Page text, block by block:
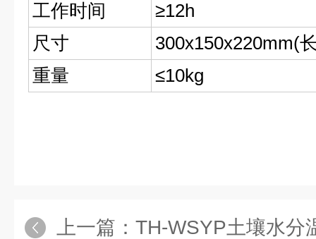
工作时间
≥12h
尺寸
300x150x220mm(
重量
≤10kg
上一篇： TH-WSYP土壤水分